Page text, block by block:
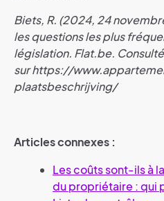
Biets, R. (2024, 24
les questions les plus
législation. Flat.be.
sur https://
plaatsbeschrijving/
Articles connexes :
Les coûts sont-ils à
du propriétaire : qui